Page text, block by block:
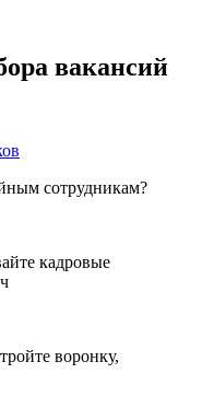
вакансий
сотрудникам?
кадровые
воронку,